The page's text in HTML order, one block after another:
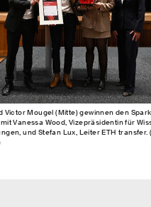
Victor Mougel (Mitte) gewinnen den
Vanessa Wood, Vizepräsidentin für
und Stefan Lux, Leiter ETH transfer.